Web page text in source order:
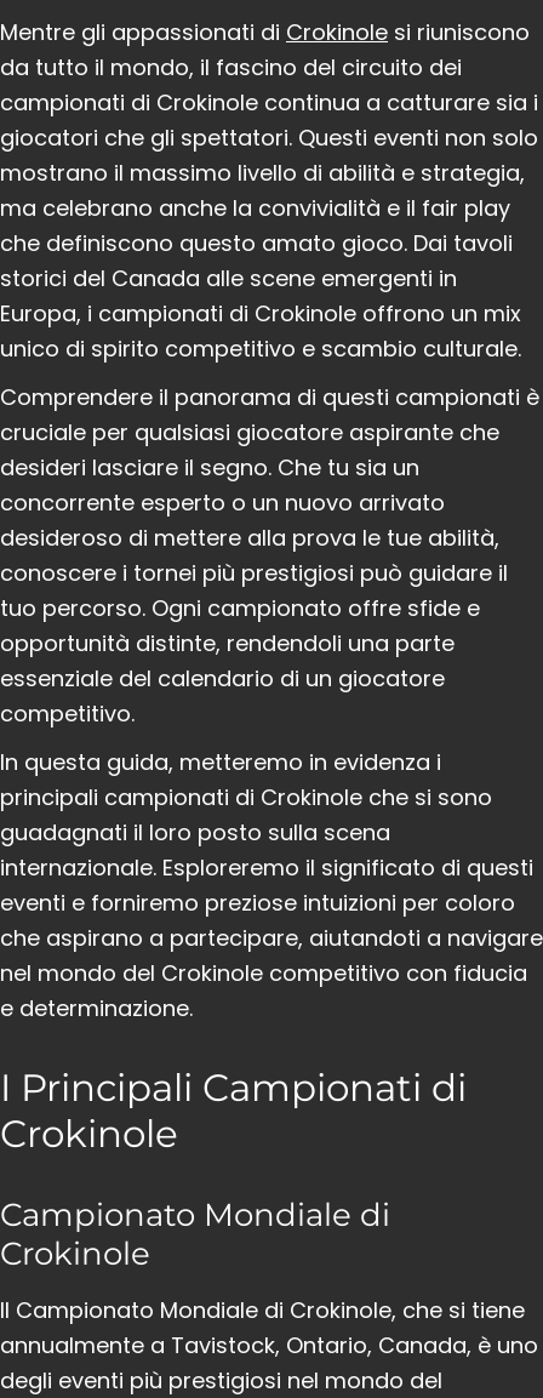
Mentre gli appassionati di Crokinole si riuniscono
da tutto il mondo, il fascino del circuito dei
campionati di Crokinole continua a catturare sia i
giocatori che gli spettatori. Questi eventi non solo
mostrano il massimo livello di abilità e strategia,
ma celebrano anche la convivialità e il fair play
che definiscono questo amato gioco. Dai tavoli
storici del Canada alle scene emergenti in
Europa, i campionati di Crokinole offrono un mix
unico di spirito competitivo e scambio culturale.
Comprendere il panorama di questi campionati è
cruciale per qualsiasi giocatore aspirante che
desideri lasciare il segno. Che tu sia un
concorrente esperto o un nuovo arrivato
desideroso di mettere alla prova le tue abilità,
conoscere i tornei più prestigiosi può guidare il
tuo percorso. Ogni campionato offre sfide e
opportunità distinte, rendendoli una parte
essenziale del calendario di un giocatore
competitivo.
In questa guida, metteremo in evidenza i
principali campionati di Crokinole che si sono
guadagnati il loro posto sulla scena
internazionale. Esploreremo il significato di questi
eventi e forniremo preziose intuizioni per coloro
che aspirano a partecipare, aiutandoti a navigare
nel mondo del Crokinole competitivo con fiducia
e determinazione.
I Principali Campionati di
Crokinole
Campionato Mondiale di
Crokinole
Il Campionato Mondiale di Crokinole, che si tiene
annualmente a Tavistock, Ontario, Canada, è uno
degli eventi più prestigiosi nel mondo del